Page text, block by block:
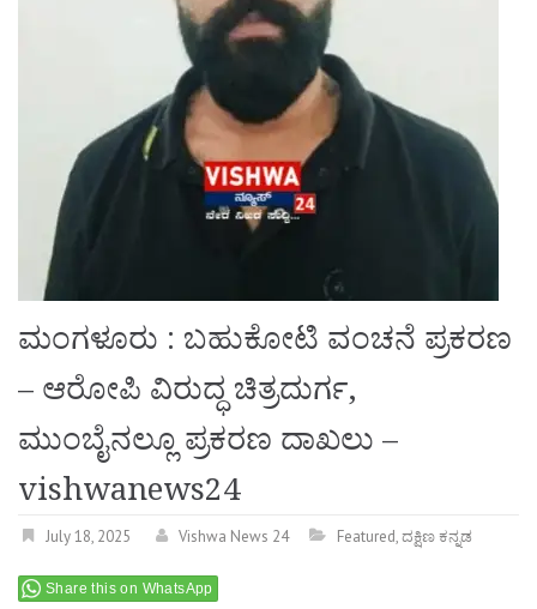
ಮಂಗಳೂರು : ಬಹುಕೋಟಿ ವಂಚನೆ ಪ್ರಕರಣ
– ಆರೋಪಿ ವಿರುದ್ಧ ಚಿತ್ರದುರ್ಗ,
ಮುಂಬೈನಲ್ಲೂ ಪ್ರಕರಣ ದಾಖಲು –
vishwanews24
July 18, 2025 Vishwa News 24 Featured,ದಕ್ಷಿಣ ಕನ್ನಡ
Share this on WhatsApp